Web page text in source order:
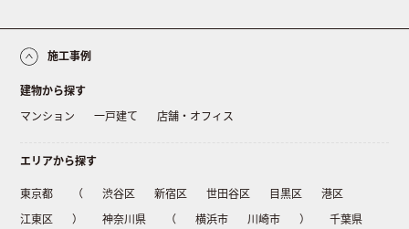
施工事例
建物から探す
マンション
一戸建て 店舗・オフィス
エリアから探す
東京都 （ 渋谷区 新宿区 世田谷区 目黒区
港区
江東区
） 神奈川県 （ 横浜市 川崎市 ）
千葉県